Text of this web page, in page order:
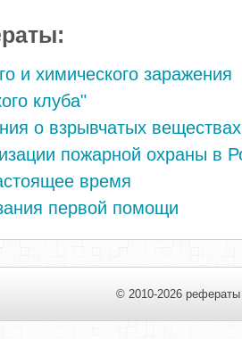
и химического заражения
клуба"
о взрывчатых веществах
пожарной охраны в
время
первой помощи
© 2010-2026 рефераты